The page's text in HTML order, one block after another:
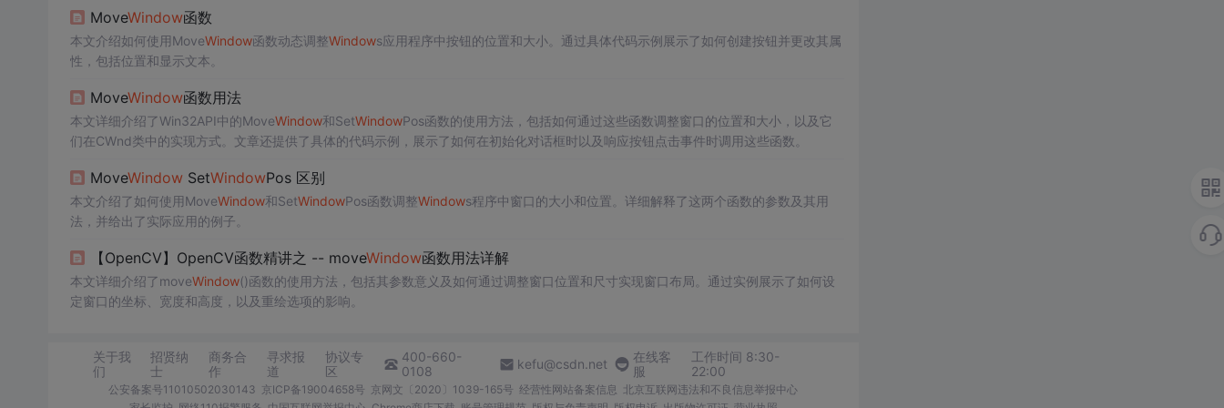
MoveWindow函数
本文介绍如何使用MoveWindow函数动态调整Windows应用程序中按钮的位置和大小。通过具体代码示例展示了如何创建按钮并更改其属
性，包括位置和显示文本。
MoveWindow函数用法
本文详细介绍了Win32API中的MoveWindow和SetWindowPos函数的使用方法，包括如何通过这些函数调整窗口的位置和大小，以及它
们在CWnd类中的实现方式。文章还提供了具体的代码示例，展示了如何在初始化对话框时以及响应按钮点击事件时调用这些函数。
MoveWindowSetWindowPos 区别
本文介绍了如何使用MoveWindow和SetWindowPos函数调整Windows程序中窗口的大小和位置。详细解释了这两个函数的参数及其用
法，并给出了实际应用的例子。
【OpenCV】OpenCV函数精讲之 -- moveWindow函数用法详解
本文详细介绍了moveWindow()函数的使用方法，包括其参数意义及如何通过调整窗口位置和尺寸实现窗口布局。通过实例展示了如何设
定窗口的坐标、宽度和高度，以及重绘选项的影响。
关于我
们
招贤纳
士
商务合
作
寻求报
道
协议专
区
400-660-
0108
kefu@csdn.net
在线客
服
工作时间 8:30-
22:00
公安备案号11010502030143 京ICP备19004658号 京网文〔2020〕1039-165号 经营性网站备案信息 北京互联网违法和不良信息举报中心